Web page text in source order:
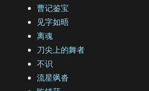
曹记鉴宝
见字如晤
离魂
刀尖上的舞者
不识
流星飒沓